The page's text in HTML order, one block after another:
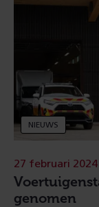
NIEUWS
genomen
27 februari 2024